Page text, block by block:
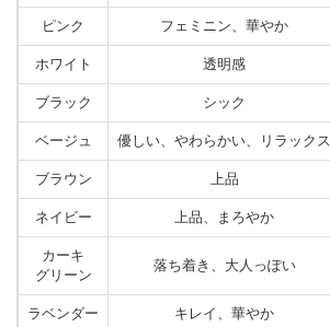
ピンク フェミニン、華やか
ホワイト 透明感
ブラック シック
ベージュ 優しい、やわらかい、リラックス
ブラウン 上品
ネイビー 上品、まろやか
カーキ
グリーン
落ち着き、大人っぽい
ラベンダー キレイ、華やか